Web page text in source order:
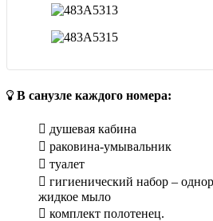
В санузле каждого номера:
душевая кабина
раковина-умывальник
туалет
гигиенический набор –
жидкое мыло
комплект полотенец.